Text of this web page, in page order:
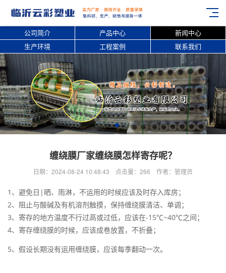
公司简介 产品中心
新闻中心
生产环境
工程案例 联系我们
缠绕膜厂家缠绕膜怎样寄存呢？
日期：2024-08-24 10:48:43 点击量：266 作者：管理员
1、避免日|晒、雨淋，不运用的时候应该及时存入库房；
2、阻止与酸碱及有机溶剂触摸，保持缠绕膜清洁、单调；
3、寄存的地方温度不行过高或过低，应该在-15℃~40℃之间；
4、寄存缠绕膜的时候，应该成卷放置，不折叠；
5、假设长期没有运用缠绕膜，应该每季翻动一次。